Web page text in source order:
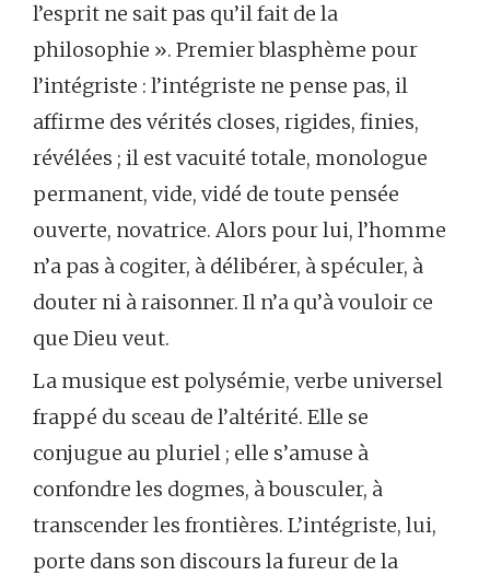
l’esprit ne sait pas qu’il fait de la
philosophie ». Premier blasphème pour
l’intégriste : l’intégriste ne pense pas, il
affirme des vérités closes, rigides, finies,
révélées ; il est vacuité totale, monologue
permanent, vide, vidé de toute pensée
ouverte, novatrice. Alors pour lui, l’homme
n’a pas à cogiter, à délibérer, à spéculer, à
douter ni à raisonner. Il n’a qu’à vouloir ce
que Dieu veut.
La musique est polysémie, verbe universel
frappé du sceau de l’altérité. Elle se
conjugue au pluriel ; elle s’amuse à
confondre les dogmes, à bousculer, à
transcender les frontières. L’intégriste, lui,
porte dans son discours la fureur de la